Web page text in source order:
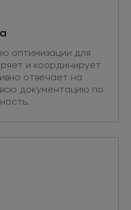
оптимизации для
и координирует
отвечает на
документацию по